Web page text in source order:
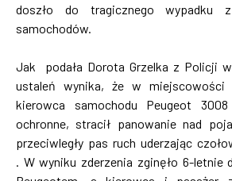
doszło do tragicznego wypadku
samochodów.
Jak podała Dorota Grzelka z Policji w
ustaleń wynika, że w miejscowości
kierowca samochodu Peugeot
ochronne, stracił panowanie nad
przeciwległy pas ruch uderzając
. W wyniku zderzenia zginęło 6-letnie